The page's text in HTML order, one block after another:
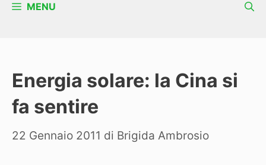
MENU
Energia solare: la Cina si
fa sentire
22 Gennaio 2011 di Brigida Ambrosio